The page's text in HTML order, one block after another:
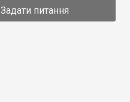
Задати питання